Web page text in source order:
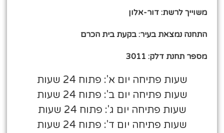
משוייך לרשת: דור-אלון
התחנה נמצאת בעיר: בקעת בית הכרם
מספר תחנת דלק: 3011
שעות פתיחה יום א': פתוח 24 שעות
שעות פתיחה יום ב': פתוח 24 שעות
שעות פתיחה יום ג': פתוח 24 שעות
שעות פתיחה יום ד': פתוח 24 שעות